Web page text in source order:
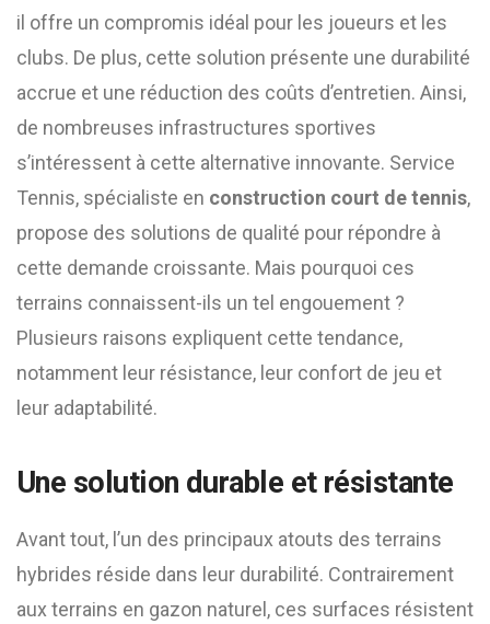
il offre un compromis idéal pour les joueurs et les
clubs. De plus, cette solution présente une durabilité
accrue et une réduction des coûts d’entretien. Ainsi,
de nombreuses infrastructures sportives
s’intéressent à cette alternative innovante. Service
Tennis, spécialiste en construction court de tennis,
propose des solutions de qualité pour répondre à
cette demande croissante. Mais pourquoi ces
terrains connaissent-ils un tel engouement ?
Plusieurs raisons expliquent cette tendance,
notamment leur résistance, leur confort de jeu et
leur adaptabilité.
Une solution durable et résistante
Avant tout, l’un des principaux atouts des terrains
hybrides réside dans leur durabilité. Contrairement
aux terrains en gazon naturel, ces surfaces résistent